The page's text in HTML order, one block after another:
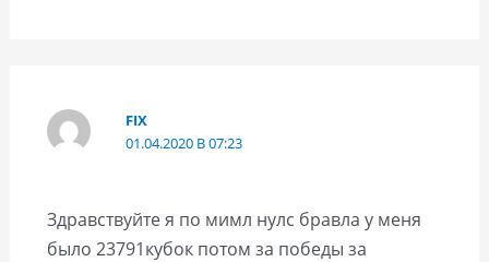
FIX
01.04.2020 В 07:23
Здравствуйте я по мимл нулс бравла у меня
было 23791кубок потом за победы за